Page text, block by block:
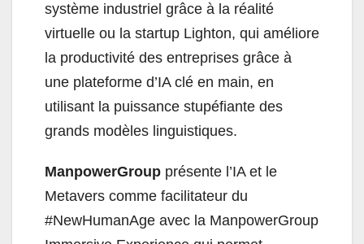
système industriel grâce à la réalité
virtuelle ou la startup Lighton, qui améliore
la productivité des entreprises grâce à
une plateforme d’IA clé en main, en
utilisant la puissance stupéfiante des
grands modèles linguistiques.
ManpowerGroup présente l’IA et le
Metavers comme facilitateur du
#NewHumanAge avec la ManpowerGroup